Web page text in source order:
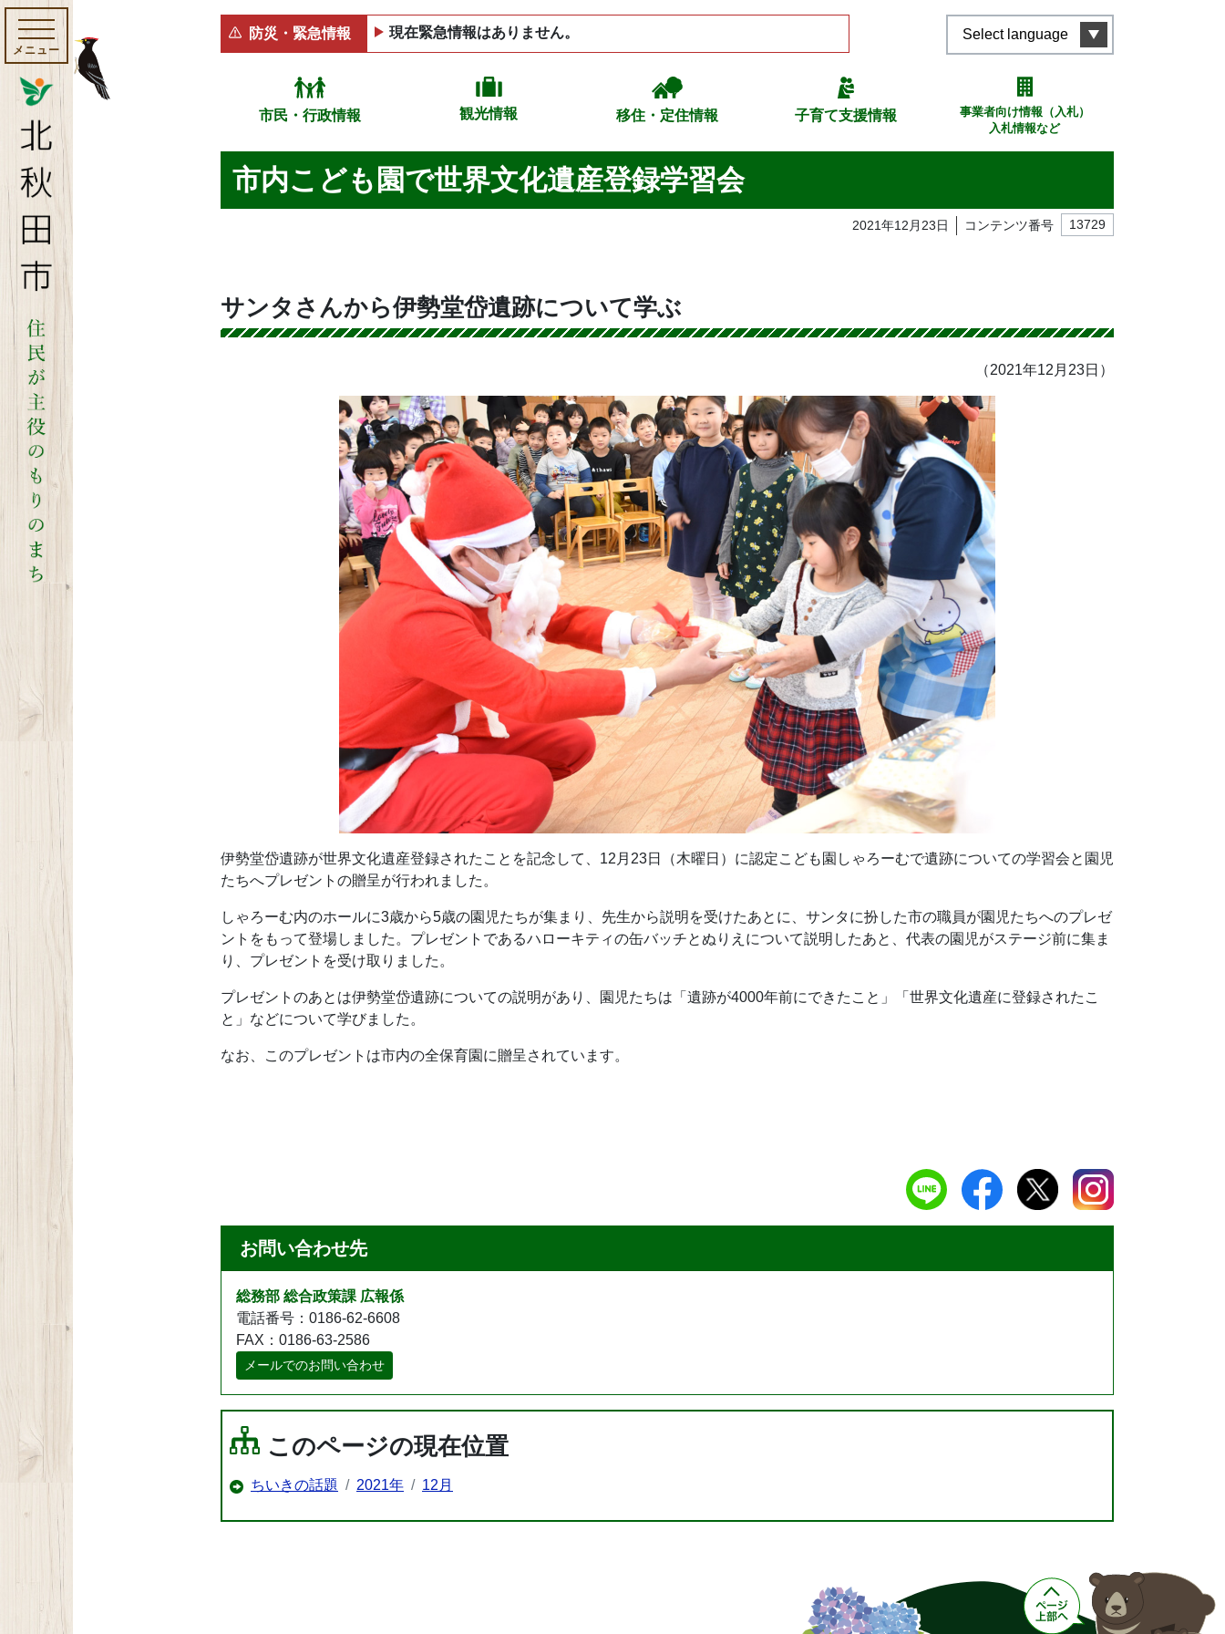
メニュー
防災・緊急情報 現在緊急情報はありません。 Select language
市民・行政情報 観光情報 移住・定住情報 子育て支援情報
事業者向け情報（入札）
入札情報など
市内こども園で世界文化遺産登録学習会
2021年12月23日 コンテンツ番号 13729
サンタさんから伊勢堂岱遺跡について学ぶ
（2021年12月23日）
伊勢堂岱遺跡が世界文化遺産登録されたことを記念して、12月23日（木曜日）に認定こども園しゃろーむで遺跡についての学習会と園児
たちへプレゼントの贈呈が行われました。
しゃろーむ内のホールに3歳から5歳の園児たちが集まり、先生から説明を受けたあとに、サンタに扮した市の職員が園児たちへのプレゼ
ントをもって登場しました。プレゼントであるハローキティの缶バッチとぬりえについて説明したあと、代表の園児がステージ前に集ま
り、プレゼントを受け取りました。
プレゼントのあとは伊勢堂岱遺跡についての説明があり、園児たちは「遺跡が4000年前にできたこと」「世界文化遺産に登録されたこ
と」などについて学びました。
なお、このプレゼントは市内の全保育園に贈呈されています。
お問い合わせ先
総務部 総合政策課 広報係
電話番号：0186-62-6608
FAX：0186-63-2586
メールでのお問い合わせ
このページの現在位置
ちいきの話題 2021年 12月